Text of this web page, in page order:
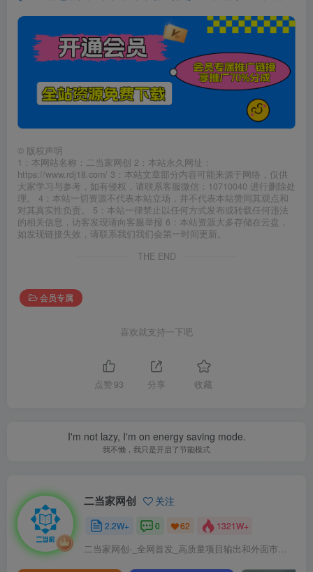
© 版权声明
1：本网站名称：二当家网创 2：本站永久网址：
https://www.rdj18.com/ 3：本站文章部分内容可能来源于网络，仅供
大家学习与参考，如有侵权，请联系客服微信：10710040 进行删除处
理。 4：本站一切资源不代表本站立场，并不代表本站赞同其观点和
对其真实性负责。 5：本站一律禁止以任何方式发布或转载任何违法
的相关信息，访客发现请向客服举报 6：本站资源大多存储在云盘，
如发现链接失效，请联系我们我们会第一时间更新。
THE END
会员专属
喜欢就支持一下吧
点赞 93 分享 收藏
I'm not lazy, I'm on energy saving mode.
我不懒，我只是开启了节能模式
二当家网创 关注
2.2W+ 0 62 1321W+